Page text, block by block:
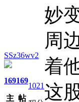
SSz36wv2
169
主
169
帖
1021
妙
周
着
这